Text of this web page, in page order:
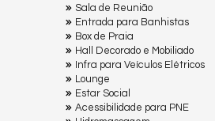
Sala de Reunião
Entrada para Banhistas
Box de Praia
Hall Decorado e Mobiliado
Infra para Veículos Elétricos
Lounge
Estar Social
Acessibilidade para PNE